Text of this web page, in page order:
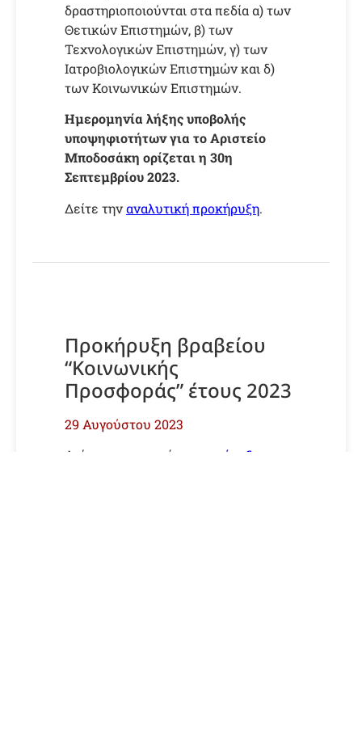
δραστηριοποιούνται στα πεδία α) των
Θετικών Επιστημών, β) των
Τεχνολογικών Επιστημών, γ) των
Ιατροβιολογικών Επιστημών και δ)
των Κοινωνικών Επιστημών.
Ημερομηνία λήξης υποβολής
υποψηφιοτήτων για το Αριστείο
Μποδοσάκη ορίζεται η 30η
Σεπτεμβρίου 2023.
Δείτε τηναναλυτική προκήρυξη.
Προκήρυξη βραβείου
“Kοινωνικής
Προσφοράς” έτους 2023
29 Αυγούστου 2023
Δείτε τη συνημμένη
προκήρυξη